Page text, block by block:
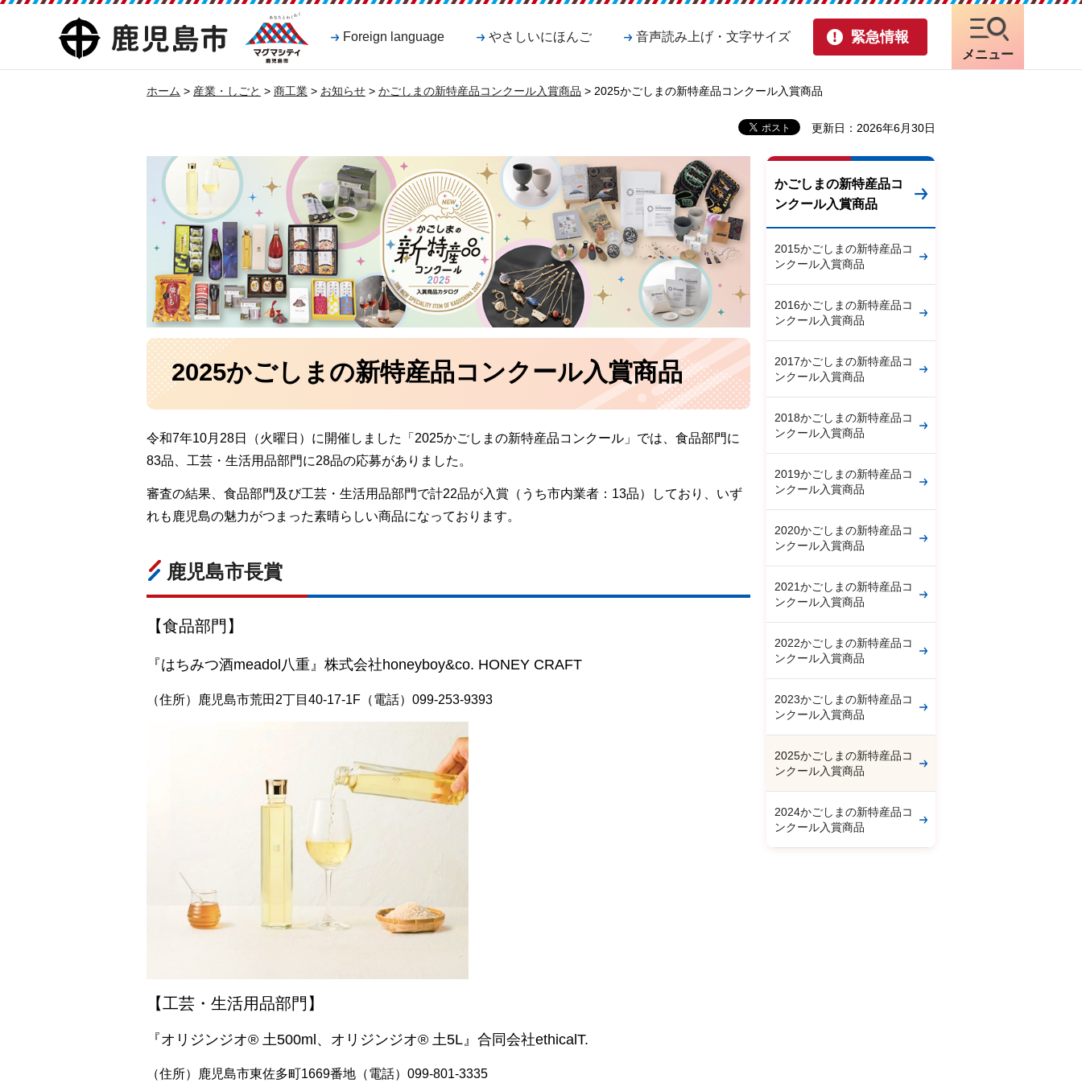
鹿児島市
マグマシティ
鹿児島市
Foreign language やさしいにほんご 音声読み上げ・文字サイズ 緊急情報
メニュー
ホーム > 産業・しごと > 商工業 > お知らせ > かごしまの新特産品コンクール入賞商品 > 2025かごしまの新特産品コンクール入賞商品
更新日：2026年6月30日
2025かごしまの新特産品コンクール入賞商品
令和7年10月28日（火曜日）に開催しました「2025かごしまの新特産品コンクール」では、食品部門に
83品、工芸・生活用品部門に28品の応募がありました。
審査の結果、食品部門及び工芸・生活用品部門で計22品が入賞（うち市内業者：13品）しており、いず
れも鹿児島の魅力がつまった素晴らしい商品になっております。
鹿児島市長賞
【食品部門】
『はちみつ酒meadol八重』株式会社honeyboy&co. HONEY CRAFT
（住所）鹿児島市荒田2丁目40-17-1F（電話）099-253-9393
【工芸・生活用品部門】
『オリジンジオ® 土500ml、オリジンジオ® 土5L』合同会社ethicalT.
（住所）鹿児島市東佐多町1669番地（電話）099-801-3335
かごしまの新特産品コ
ンクール入賞商品
2015かごしまの新特産品コ
ンクール入賞商品
2016かごしまの新特産品コ
ンクール入賞商品
2017かごしまの新特産品コ
ンクール入賞商品
2018かごしまの新特産品コ
ンクール入賞商品
2019かごしまの新特産品コ
ンクール入賞商品
2020かごしまの新特産品コ
ンクール入賞商品
2021かごしまの新特産品コ
ンクール入賞商品
2022かごしまの新特産品コ
ンクール入賞商品
2023かごしまの新特産品コ
ンクール入賞商品
2025かごしまの新特産品コ
ンクール入賞商品
2024かごしまの新特産品コ
ンクール入賞商品